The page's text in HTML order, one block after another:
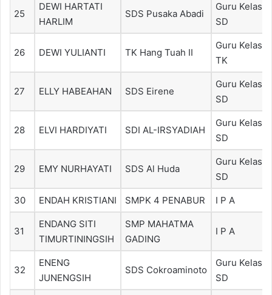
25
DEWI HARTATI
HARLIM
SDS Pusaka Abadi
Guru Kelas
SD
26 DEWI YULIANTI TK Hang Tuah II
Guru Kelas
TK
27 ELLY HABEAHAN SDS Eirene
Guru Kelas
SD
28 ELVI HARDIYATI SDI AL-IRSYADIAH
Guru Kelas
SD
29 EMY NURHAYATI SDS Al Huda
Guru Kelas
SD
30 ENDAH KRISTIANI SMPK 4 PENABUR I P A
31
ENDANG SITI
TIMURTININGSIH
SMP MAHATMA
GADING
I P A
32
ENENG
JUNENGSIH
SDS Cokroaminoto
Guru Kelas
SD